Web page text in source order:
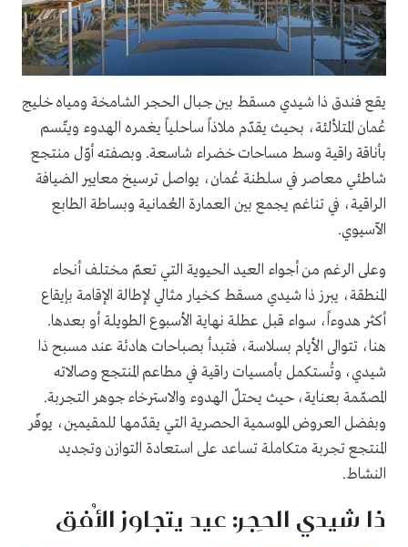
يقع فندق ذا شيدي مسقط بين جبال الحجر الشامخة ومياه خليج
عُمان المتلألئة، بحيث يقدّم ملاذاً ساحلياً يغمره الهدوء ويتّسم
بأناقة راقية وسط مساحات خضراء شاسعة. وبصفته أوّل منتجع
شاطئي معاصر في سلطنة عُمان، يواصل ترسيخ معايير الضيافة
الراقية، في تناغم يجمع بين العمارة العُمانية وبساطة الطابع
الآسيوي.
وعلى الرغم من أجواء العيد الحيوية التي تعمّ مختلف أنحاء
المنطقة، يبرز ذا شيدي مسقط كخيار مثالي لإطالة الإقامة بإيقاع
أكثر هدوءاً، سواء قبل عطلة نهاية الأسبوع الطويلة أو بعدها.
هنا، تتوالى الأيام بسلاسة، فتبدأ بصباحات هادئة عند مسبح ذا
شيدي، وتُستكمل بأمسيات راقية في مطاعم المنتجع وصالاته
المصمّمة بعناية، حيث يحتلّ الهدوء والاسترخاء جوهر التجربة.
وبفضل العروض الموسمية الحصرية التي يقدّمها للمقيمين، يوفّر
المنتجع تجربة متكاملة تساعد على استعادة التوازن وتجديد
النشاط.
ذا شيدي الحِجر: عيد يتجاوز الأُفق